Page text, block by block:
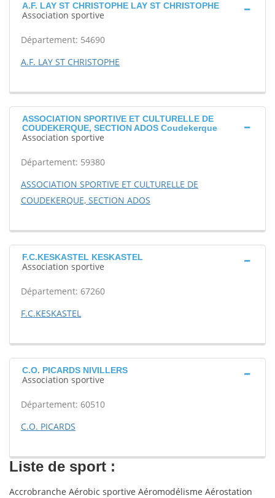
A.F. LAY ST CHRISTOPHE LAY ST CHRISTOPHE
Association sportive
Département: 54690
A.F. LAY ST CHRISTOPHE
ASSOCIATION SPORTIVE ET CULTURELLE DE
COUDEKERQUE, SECTION ADOS Coudekerque
Association sportive
Département: 59380
ASSOCIATION SPORTIVE ET CULTURELLE DE
COUDEKERQUE, SECTION ADOS
F.C.KESKASTEL KESKASTEL
Association sportive
Département: 67260
F.C.KESKASTEL
C.O. PICARDS NIVILLERS
Association sportive
Département: 60510
C.O. PICARDS
Liste de sport :
Accrobranche Aérobic sportive Aéromodélisme Aérostation